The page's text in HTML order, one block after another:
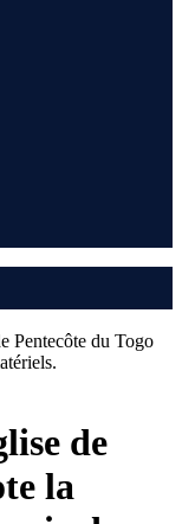
Pentecôte du Togo
de
la